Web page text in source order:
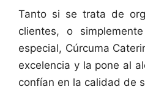
Tanto si se trata de
clientes, o
especial, Cúrcuma
excelencia y la pone al
confían en la calidad de